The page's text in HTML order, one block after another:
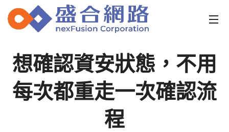
想確認資安狀態，不用
每次都重走一次確認流
程